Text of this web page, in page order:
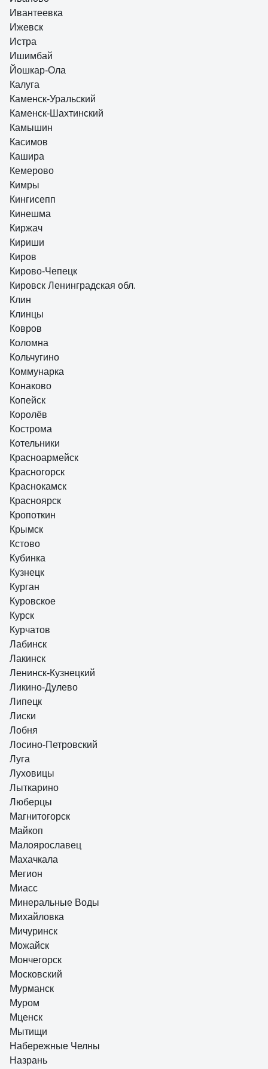
Ивантеевка
Ижевск
Истра
Ишимбай
Йошкар-Ола
Калуга
Каменск-Уральский
Каменск-Шахтинский
Камышин
Касимов
Кашира
Кемерово
Кимры
Кингисепп
Кинешма
Киржач
Кириши
Киров
Кирово-Чепецк
Кировск Ленинградская обл.
Клин
Клинцы
Ковров
Коломна
Кольчугино
Коммунарка
Конаково
Копейск
Королёв
Кострома
Котельники
Красноармейск
Красногорск
Краснокамск
Красноярск
Кропоткин
Крымск
Кстово
Кубинка
Кузнецк
Курган
Куровское
Курск
Курчатов
Лабинск
Лакинск
Ленинск-Кузнецкий
Ликино-Дулево
Липецк
Лиски
Лобня
Лосино-Петровский
Луга
Луховицы
Лыткарино
Люберцы
Магнитогорск
Майкоп
Малоярославец
Махачкала
Мегион
Миасс
Минеральные Воды
Михайловка
Мичуринск
Можайск
Мончегорск
Московский
Мурманск
Муром
Мценск
Мытищи
Набережные Челны
Назрань